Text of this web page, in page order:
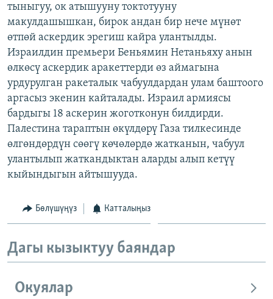
ЭЕ/АРнун бардык сайттары
тыныгуу, ок атышууну токтотууну
макулдашышкан, бирок андан бир нече мүнөт
өтпөй аскердик эрегиш кайра улантылды.
Израилдин премьери Беньямин Нетаньяху анын
өлкөсү аскердик аракеттерди өз аймагына
урдурулган ракеталык чабуулдардан улам баштоого
аргасыз экенин кайталады. Израил армиясы
бардыгы 18 аскерин жоготконун билдирди.
Палестина тараптын өкүлдөрү Газа тилкесинде
өлгөндөрдүн сөөгү көчөлөрдө жатканын, чабуул
улантылып жаткандыктан аларды алып кетүү
кыйындыгын айтышууда.
Бөлүшүңүз Катталыңыз
Дагы кызыктуу баяндар
Окуялар